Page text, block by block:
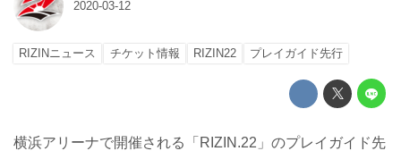
2020-03-12
RIZINニュース チケット情報 RIZIN22 プレイガイド先行
横浜アリーナで開催される「RIZIN.22」のプレイガイド先